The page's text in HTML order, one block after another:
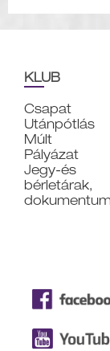
KLUB
Csapat
Utánpótlás
Múlt
Pályázat
Jegy-és
bérletárak,